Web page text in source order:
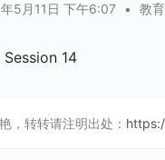
5月11日 下午6:07 • 教
14
，转转请注明出处：